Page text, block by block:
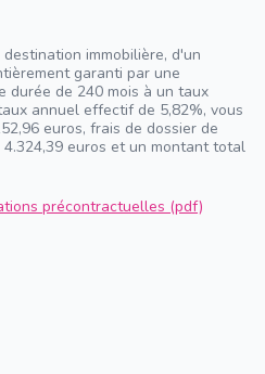
immobilière, d'un
garanti par une
durée de 240 mois à un taux
annuel effectif de 5,82%, vous
euros, frais de dossier de
euros et un montant total
précontractuelles (pdf)